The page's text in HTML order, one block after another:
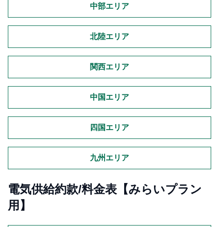
中部エリア
北陸エリア
関西エリア
中国エリア
四国エリア
九州エリア
電気供給約款/料金表【みらいプラン
用】